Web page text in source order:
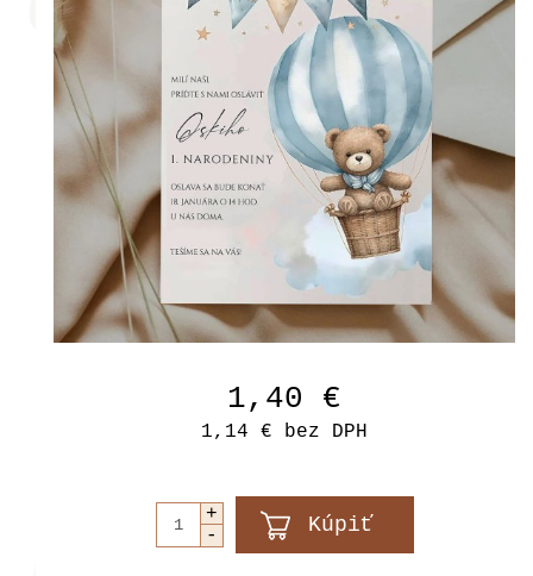
1,40 €
1,14 € bez DPH